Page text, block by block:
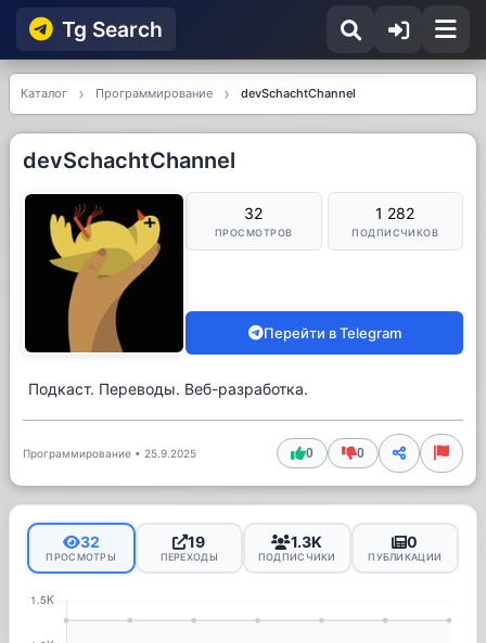
Tg Searсh
Каталог Программирование devSchachtChannel
devSchachtChannel
32
ПРОСМОТРОВ
1 282
ПОДПИСЧИКОВ
Перейти в Telegram
Подкаст. Переводы. Веб-разработка.
Программирование • 25.9.2025 0 0
32
ПРОСМОТРЫ
19
ПЕРЕХОДЫ
1.3K
ПОДПИСЧИКИ
0
ПУБЛИКАЦИИ